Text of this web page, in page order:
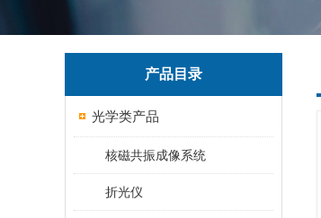
产品目录
光学类产品
核磁共振成像系统
折光仪